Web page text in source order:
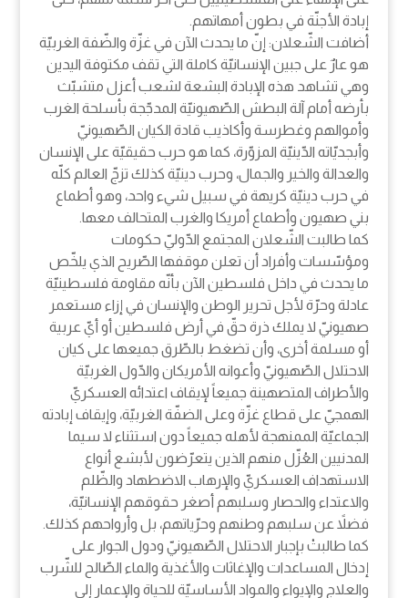
إبادة الأجنّة في بطون أمهاتهم.
أضافت الشّعلان: إنّ ما يحدث الآن في غزّة والضّفة الغربيّة
هو عارٌ على جبين الإنسانيّة كاملة التي تقف مكتوفة اليدين
وهي تشاهد هذه الإبادة البشعة لشعب أعزل متشبّث
بأرضه أمام آلة البطش الصّهيونيّة المدجّجة بأسلحة الغرب
وأموالهم وغطرسة وأكاذيب قادة الكيان الصّهيونيّ
وأبجديّاته الدّينيّة المزوّرة، كما هو حرب حقيقيّة على الإنسان
والعدالة والخير والجمال، وحرب دينيّة كذلك تزجّ العالم كلّه
في حرب دينيّة كريهة في سبيل شيء واحد، وهو أطماع
بني صهيون وأطماع أمريكا والغرب المتحالف معها.
كما طالبت الشّعلان المجتمع الدّوليّ حكومات
ومؤسّسات وأفراد أن تعلن موقفها الصّريح الذي يلخّص
ما يحدث في داخل فلسطين الآن بأنّه مقاومة فلسطينيّة
عادلة وحرّة لأجل تحرير الوطن والإنسان في إزاء مستعمر
صهيونيّ لا يملك ذرة حقّ في أرض فلسطين أو أيّ عربية
أو مسلمة أخرى، وأن تضغط بالطّرق جميعها على كيان
الاحتلال الصّهيونيّ وأعوانه الأمريكان والدّول الغربيّة
والأطراف المتصهينة جميعاً لإيقاف اعتدائه العسكريّ
الهمجيّ على قطاع غزّة وعلى الضفّة الغربيّة، وإيقاف إبادته
الجماعيّة الممنهجة لأهله جميعاً دون استثناء لا سيما
المدنيين العُزّل منهم الذين يتعرّضون لأبشع أنواع
الاستهداف العسكريّ والإرهاب الاضطهاد والظّلم
والاعتداء والحصار وسلبهم أصغر حقوقهم الإنسانيّة،
فضلاً عن سلبهم وطنهم وحرّياتهم، بل وأرواحهم كذلك.
كما طالبتْ بإجبار الاحتلال الصّهيونيّ ودول الجوار على
إدخال المساعدات والإغاثات والأغذية والماء الصّالح للشّرب
والعلاج والإيواء والمواد الأساسيّة للحياة والإعمار إلى